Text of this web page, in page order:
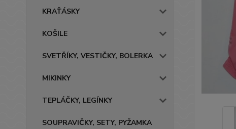
KRAŤÁSKY
KOŠILE
SVETŘÍKY, VESTIČKY, BOLERKA
MIKINKY
TEPLÁČKY, LEGÍNKY
SOUPRAVIČKY, SETY, PYŽAMKA